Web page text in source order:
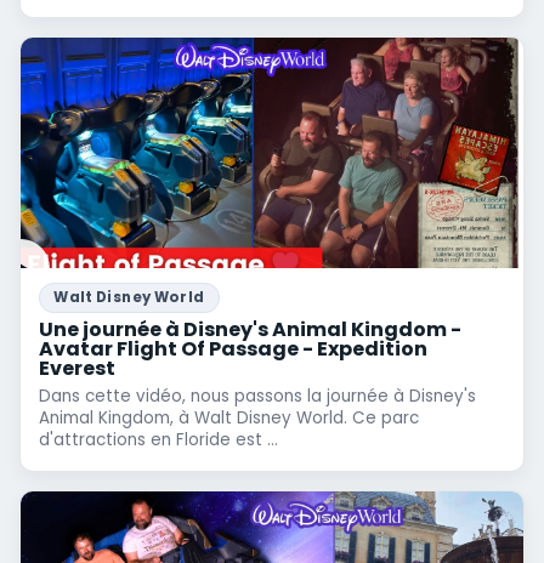
Walt Disney World
Une journée à Disney's Animal Kingdom -
Avatar Flight Of Passage - Expedition
Everest
Dans cette vidéo, nous passons la journée à Disney's
Animal Kingdom, à Walt Disney World. Ce parc
d'attractions en Floride est ...